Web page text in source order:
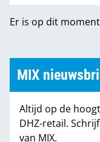
Word abonnee
Er is op dit
MIX
Altijd op de
DHZ-retail.
van MIX.